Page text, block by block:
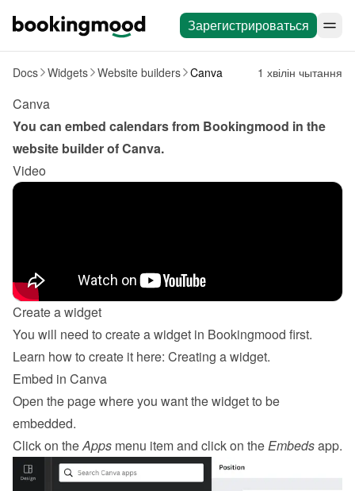
Зарегистрироваться
Docs Widgets Website builders Canva 1 хвілін чытання
Canva
You can embed calendars from Bookingmood in the
website builder of Canva.
Video
Create a widget
You will need to create a widget in Bookingmood first.
Learn how to create it here: Creating a widget.
Embed in Canva
Open the page where you want the widget to be
embedded.
Click on the Apps menu item and click on the Embeds app.